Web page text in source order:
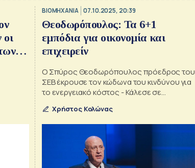
τα
ΒΙΟΜΗΧΑΝΙΑ 07.10.2025, 20:39
Θεοδωρόπουλος: Τα 6+1
εμπόδια για οικονομία και
επιχειρείν
Ο Σπύρος Θεοδωρόπουλος πρόεδρος του
ΣΕΒ έκρουσε τον κώδωνα του κινδύνου για
το ενεργειακό κόστος - Κάλεσε σε
παραγωγικότητας
Χρήστος Κολώνας